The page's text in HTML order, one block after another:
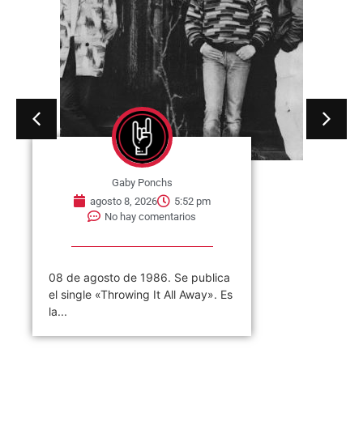
Gaby Ponchs
agosto 8, 2026
5:52 pm
No hay comentarios
08 de agosto de 1986. Se publica
el single «Throwing It All Away». Es
la...